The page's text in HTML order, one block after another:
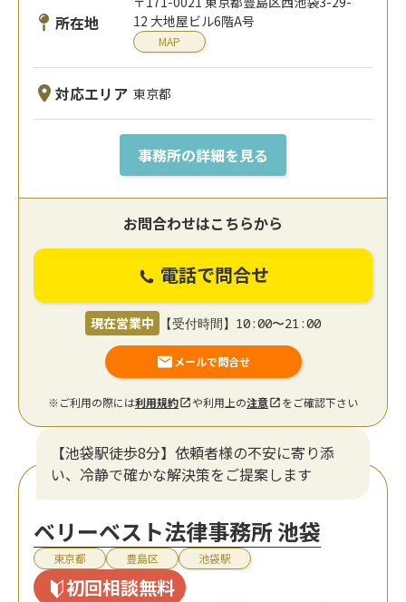
所在地
12 大地屋ビル6階A号
MAP
対応エリア 東京都
事務所の詳細を見る
お問合わせはこちらから
電話で問合せ
現在営業中 【受付時間】10:00〜21:00
メールで問合せ
※ご利用の際には利用規約 や利用上の注意 をご確認下さい
【池袋駅徒歩8分】依頼者様の不安に寄り添
い、冷静で確かな解決策をご提案します
ベリーベスト法律事務所 池袋
東京都 豊島区 池袋駅
初回相談無料